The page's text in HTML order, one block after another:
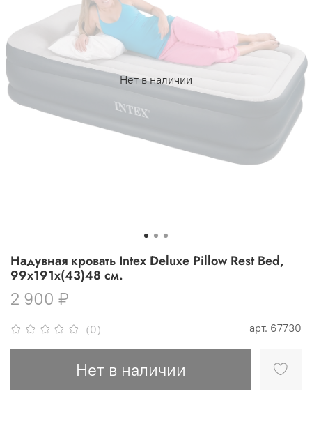
Нет в наличии
(0) арт. 67730
Надувная кровать Intex Deluxe Pillow Rest Bed,
99х191х(43)48 см.
2 900 ₽
Нет в наличии